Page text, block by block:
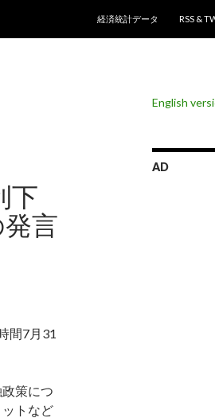
経済統計データ
RSS &
下
言
間7月31
策につ
トなど
English
AD